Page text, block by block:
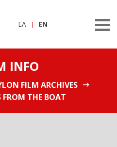
ΕΛ ΕN
INFO
FILM ARCHIVES
FROM THE BOAT